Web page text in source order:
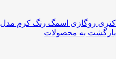
کتری روگازی اسمگ رنگ کرم مدل CKLW2001
بازگشت به محصولات